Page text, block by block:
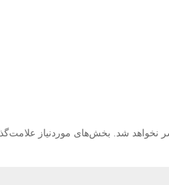
نخواهد شد. بخش‌های موردنیاز